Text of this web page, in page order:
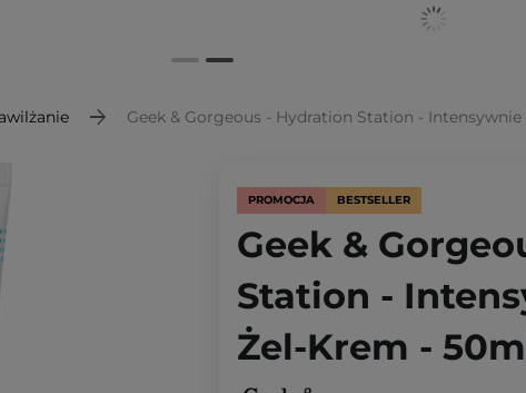
Geek & Gorgeous - Hydration Station -
PROMOCJA BESTSELLER
Geek &
Station -
Żel-Krem -